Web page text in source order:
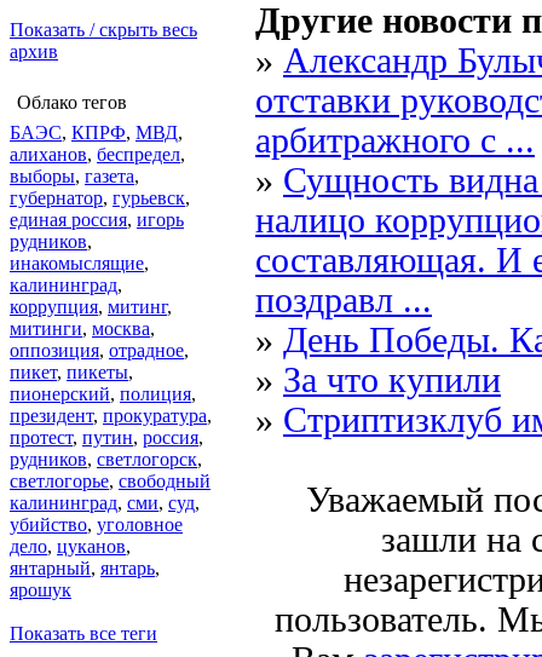
Показать / скрыть весь
архив
Облако тегов
БАЭС, КПРФ, МВД,
алиханов, беспредел,
выборы, газета,
губернатор, гурьевск,
единая россия, игорь
рудников,
инакомыслящие,
калининград,
коррупция, митинг,
митинги, москва,
оппозиция, отрадное,
пикет, пикеты,
пионерский, полиция,
президент, прокуратура,
протест, путин, россия,
рудников, светлогорск,
светлогорье, свободный
калининград, сми, суд,
убийство, уголовное
дело, цуканов,
янтарный, янтарь,
ярошук
Показать все теги
Другие новости
» Александр
отставки
арбитражного с ...
» Сущность
налицо
составляющая.
поздравл ...
» День Победы.
» За что купили
» Стриптизклуб
Уважаемый
зашли на
пользователь.